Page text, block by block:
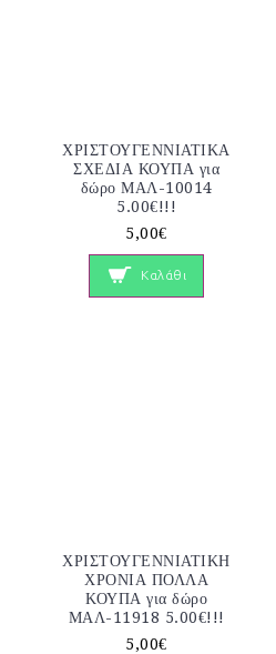
ΧΡΙΣΤΟΥΓΕΝΝΙΑΤΙΚΑ
ΣΧΕΔΙΑ ΚΟΥΠΑ για
δώρο ΜΑΛ-10014
5.00€!!!
5,00€
Καλάθι
ΧΡΙΣΤΟΥΓΕΝΝΙΑΤΙΚΗ
ΧΡΟΝΙΑ ΠΟΛΛΑ
ΚΟΥΠΑ για δώρο
ΜΑΛ-11918 5.00€!!!
5,00€